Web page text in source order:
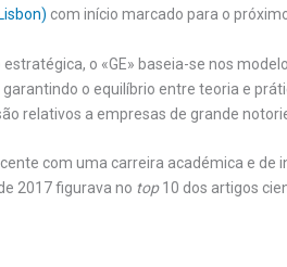
com início marcado para o
o «GE» baseia-se nos
o equilíbrio entre teoria e
relativos a empresas de grande
com uma carreira académica e de
2017 figurava no top10 dos artigos